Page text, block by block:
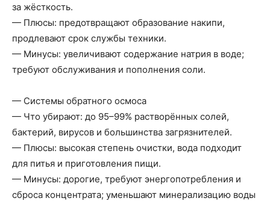
за жёсткость.
— Плюсы: предотвращают образование накипи,
продлевают срок службы техники.
— Минусы: увеличивают содержание натрия в воде;
требуют обслуживания и пополнения соли.
— Системы обратного осмоса
— Что убирают: до 95–99% растворённых солей,
бактерий, вирусов и большинства загрязнителей.
— Плюсы: высокая степень очистки, вода подходит
для питья и приготовления пищи.
— Минусы: дорогие, требуют энергопотребления и
сброса концентрата; уменьшают минерализацию воды